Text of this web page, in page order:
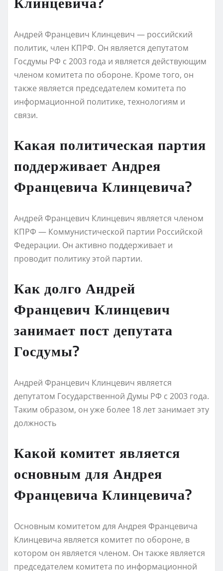
Андрей Францевич Клинцевич — российский
политик, член КПРФ. Он является депутатом
Госдумы РФ с 2003 года и является действующим
членом комитета по обороне. Кроме того, он
также является председателем комитета по
информационной политике, технологиям и
связи.
Какая политическая партия
поддерживает Андрея
Францевича Клинцевича?
Андрей Францевич Клинцевич является членом
КПРФ — Коммунистической партии Российской
Федерации. Он активно поддерживает и
проводит политику этой партии.
Как долго Андрей
Францевич Клинцевич
занимает пост депутата
Госдумы?
Андрей Францевич Клинцевич является
депутатом Государственной Думы РФ с 2003 года.
Таким образом, он уже более 18 лет занимает эту
должность
Какой комитет является
основным для Андрея
Францевича Клинцевича?
Основным комитетом для Андрея Францевича
Клинцевича является комитет по обороне, в
котором он является членом. Он также является
председателем комитета по информационной